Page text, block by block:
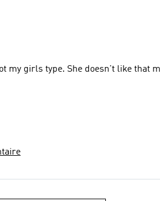
my girls type. She doesn't like that